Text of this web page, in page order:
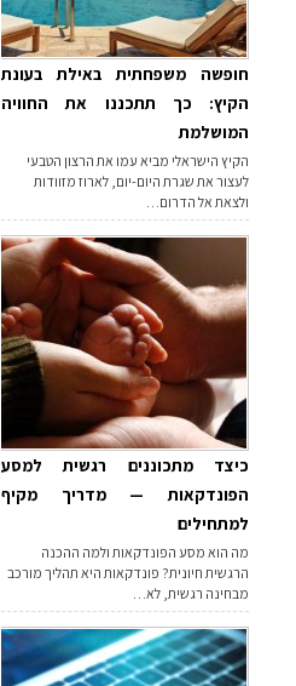
חופשה משפחתית באילת בעונת
הקיץ: כך תתכננו את החוויה
המושלמת
הקיץ הישראלי מביא עמו את הרצון הטבעי
לעצור את שגרת היום-יום, לארוז מזוודות
ולצאת אל הדרום…
כיצד מתכוננים רגשית למסע
הפונדקאות — מדריך מקיף
למתחילים
מה הוא מסע הפונדקאות ולמה ההכנה
הרגשית חיונית? פונדקאות היא תהליך מורכב
מבחינה רגשית, לא…